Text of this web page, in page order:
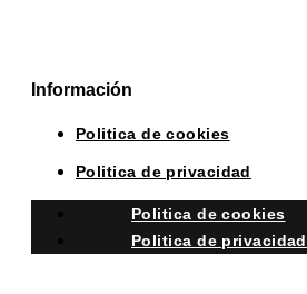
Información
Politica de cookies
Politica de privacidad
Politica de cookies
Politica de privacidad